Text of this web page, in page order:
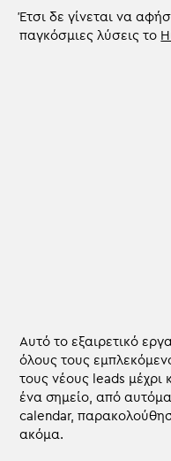
Έτσι δε γίνεται να
παγκόσμιες λύσεις το
Αυτό το εξαιρετικό
όλους τους
τους νέους leads
ένα σημείο, από
calendar,
ακόμα.